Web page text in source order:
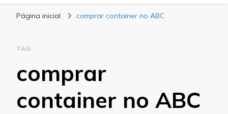
Página inicial comprar container no ABC
TAG
comprar
container no ABC